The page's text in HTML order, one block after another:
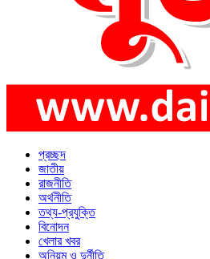
প্রচ্ছদ
জাতীয়
রাজনীতি
অর্থনীতি
তথ্য-প্রযুক্তি
বিনোদন
খেলার খবর
অনিয়ম ও দুর্নীতি